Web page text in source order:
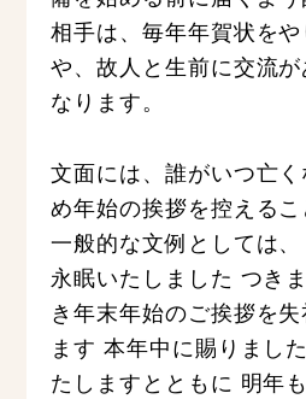
相手は、毎年年賀状を
や、故人と生前に交流
なります。
文面には、誰がいつ亡
め年始の挨拶を控えるこ
一般的な文例としては
永眠いたしました つき
き年末年始のご挨拶を
ます 本年中に賜りまし
たしますとともに 明年